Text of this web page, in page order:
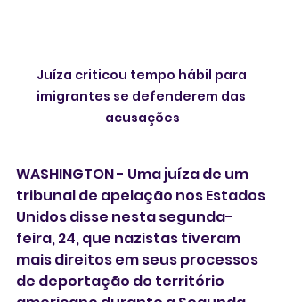
Juíza criticou tempo hábil para
imigrantes se defenderem das
acusações
WASHINGTON - Uma juíza de um
tribunal de apelação nos Estados
Unidos disse nesta segunda-
feira, 24, que nazistas tiveram
mais direitos em seus processos
de deportação do território